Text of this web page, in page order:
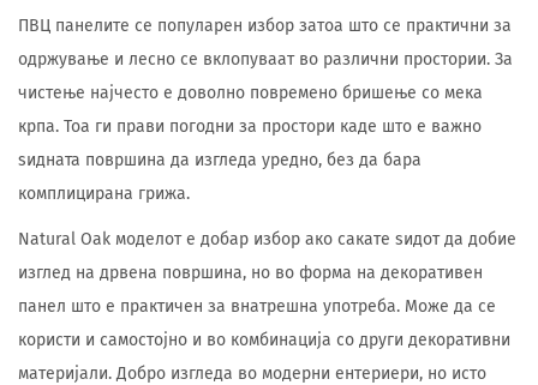
ПВЦ панелите се популарен избор затоа што се практични за
одржување и лесно се вклопуваат во различни простории. За
чистење најчесто е доволно повремено бришење со мека
крпа. Тоа ги прави погодни за простори каде што е важно
ѕидната површина да изгледа уредно, без да бара
комплицирана грижа.
Natural Oak моделот е добар избор ако сакате ѕидот да добие
изглед на дрвена површина, но во форма на декоративен
панел што е практичен за внатрешна употреба. Може да се
користи и самостојно и во комбинација со други декоративни
материјали. Добро изгледа во модерни ентериери, но исто